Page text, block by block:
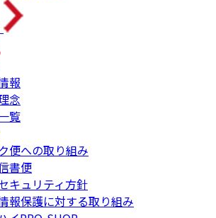
報
念
覧
便への取り組み
書便
キュリティ方針
報保護に対する取り組み